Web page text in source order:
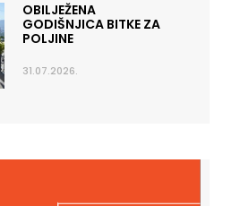
OBILJEŽENA
GODIŠNJICA BITKE ZA
POLJINE
31.07.2026.